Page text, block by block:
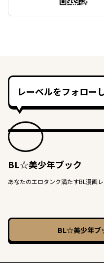
レーベルをフォロー
BL☆美少年ブック
あなたのエロタンク満たすBL漫画
BL☆美少年ブ